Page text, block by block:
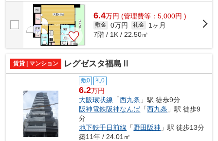
ード決済で、リボ払いや分割払いが可能...
6.4万円 (管理費等：5,000円 )
敷金 0万円 礼金
1ヶ月
7階 / 1K / 22.50㎡
賃貸 | マンション レグゼスタ福島Ⅱ
敷0 礼0
6.2万円
大阪環状線 「西九条 」駅 徒歩9分
阪神電鉄阪神なんば「西九条 」駅 徒歩9
分
地下鉄千日前線 「野田阪神 」駅 徒歩13分
築11年 / 24.01㎡